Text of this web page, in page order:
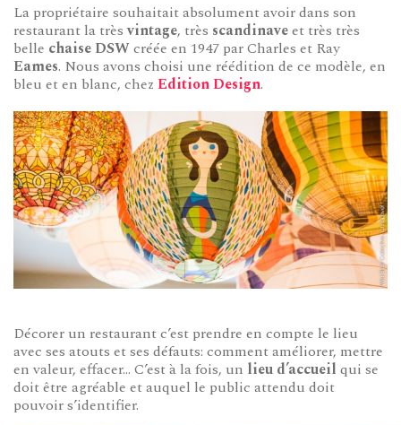
La propriétaire souhaitait absolument avoir dans son
restaurant la trèsvintage, très scandinaveet très très
belle chaise DSWcréée en 1947 par Charles et Ray
Eames. Nous avons choisi une réédition de ce modèle, en
bleu et en blanc, chez Edition Design.
Décorer un restaurant c’est prendre en compte le lieu
avec ses atouts et ses défauts: comment améliorer, mettre
en valeur, effacer… C’est à la fois, un lieu d’accueil qui se
doit être agréable et auquel le public attendu doit
pouvoir s’identifier.